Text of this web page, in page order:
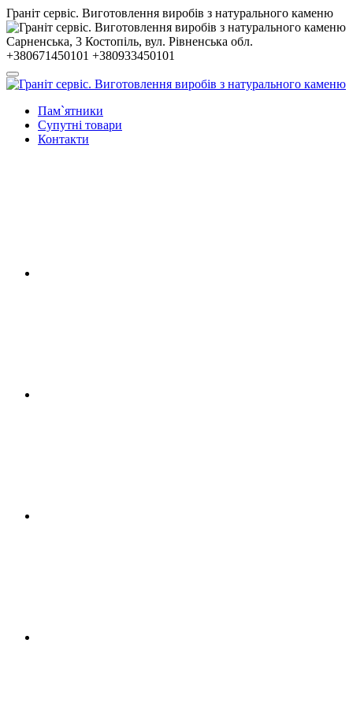
Гранiт сервiс. Виготовлення виробів з натурального каменю
Сарненська, 3 Костопiль, вул. Рiвненська обл.
+380671450101 +380933450101
Пам`ятники
Супутні товари
Контакти